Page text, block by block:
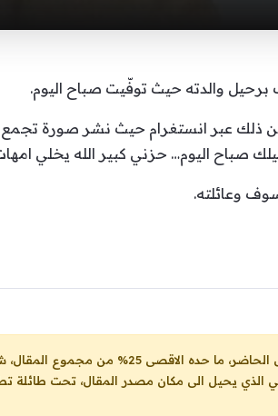
والدته حيث توفّيت صباح اليوم.
عبر انستغرام حيث نشر صورة تجمع
صباح اليوم… حزني كبير الله يخلي
وعائلته.
شرط: ذكر اسم المؤلف والناشر ووضع رابط
الذي يحيل الى مكان مصدر المقال، تحت طائلة